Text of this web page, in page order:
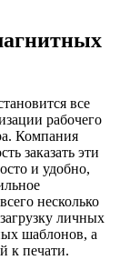
все
рабочего
Компания
заказать эти
и удобно,
несколько
личных
шаблонов, а
к печати.